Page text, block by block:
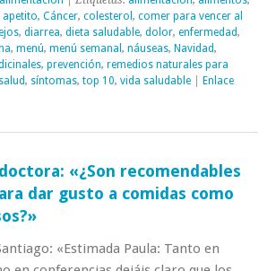
apetito, Cáncer, colesterol , comer para vencer al
, diarrea, dieta saludable, dolor, enfermedad,
, menú, menú semanal , náuseas, Navidad,
, prevención, remedios naturales para
salud, síntomas, top 10, vida saludable
Enlace
«¿Son recomendables
dar gusto a comidas como
«Estimada Paula: Tanto en